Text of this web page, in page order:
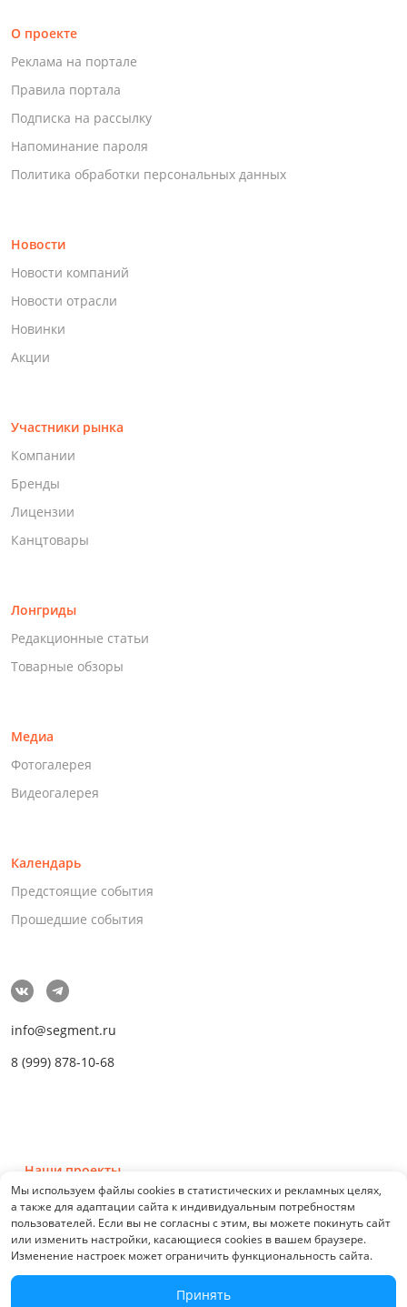
О проекте
Реклама на портале
Правила портала
Подписка на рассылку
Напоминание пароля
Политика обработки персональных данных
Новости
Новости компаний
Новости отрасли
Новинки
Акции
Участники рынка
Компании
Бренды
Лицензии
Канцтовары
Лонгриды
Редакционные статьи
Товарные обзоры
Медиа
Фотогалерея
Видеогалерея
Календарь
Предстоящие события
Прошедшие события
info@segment.ru
8 (999) 878-10-68
Наши проекты
© 2026 СЕГМЕНТ. Все права защищены. 0.21076
Мы используем файлы cookies в статистических и рекламных целях,
а также для адаптации сайта к индивидуальным потребностям
пользователей. Если вы не согласны с этим, вы можете покинуть сайт
или изменить настройки, касающиеся cookies в вашем браузере.
Изменение настроек может ограничить функциональность сайта.
Принять